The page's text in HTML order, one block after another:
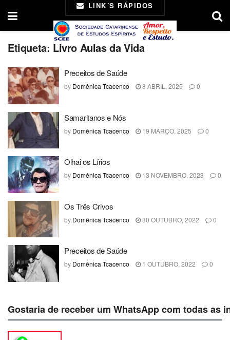
LINK´S RÁPIDOS
Etiqueta: Livro Aulas da Vida
Preceitos de Saúde
by Domênica Tcacenco 8 ABRIL, 2025 0
Samaritanos e Nós
by Domênica Tcacenco 19 MARÇO, 2025 0
Olhai os Lírios
by Domênica Tcacenco 13 NOVEMBRO, 2023 0
Os Três Crivos
by Domênica Tcacenco 30 OUTUBRO, 2022 0
Preceitos de Saúde
by Domênica Tcacenco 1 OUTUBRO, 2022 0
Gostaria de receber um WhatsApp com todas